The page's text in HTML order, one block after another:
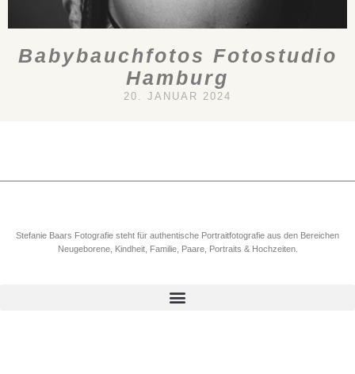
Babybauchfotos Fotostudio
Hamburg
20. JANUAR 2024
Stefanie Baars Fotografie steht für authentische Portraitfotografie aus den Bereichen
Neugeborene, Kindheit, Familie, Paare, Portraits & Hochzeiten.